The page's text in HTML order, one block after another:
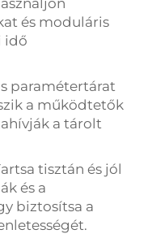
és moduláris
idő
paramétertárat
a működtetők
a tárolt
tisztán és jól
és a
biztosítsa a